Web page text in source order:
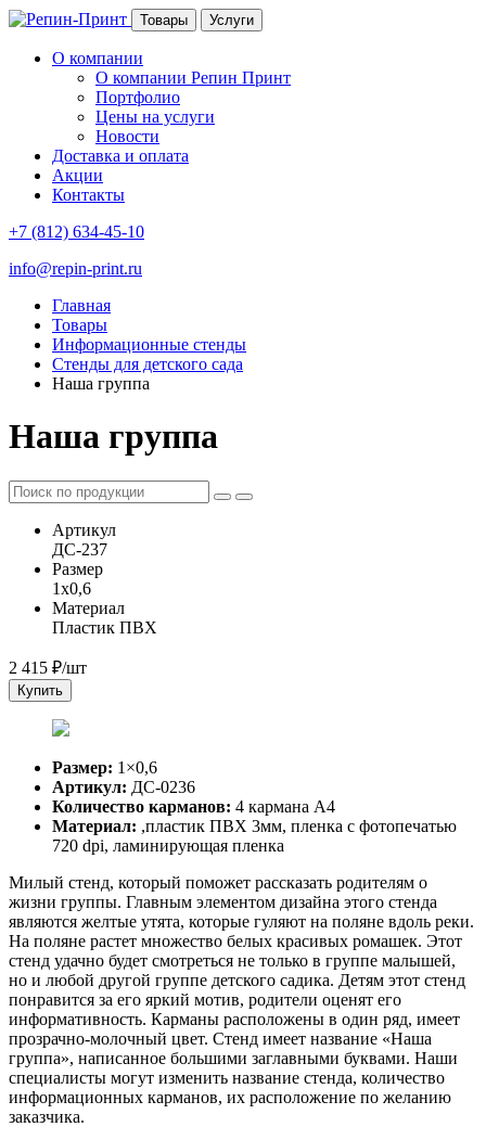
Товары Услуги
О компании
О компании Репин Принт
Портфолио
Цены на услуги
Новости
Доставка и оплата
Акции
Контакты
+7 (812) 634-45-10
info@repin-print.ru
Главная
Товары
Информационные стенды
Стенды для детского сада
Наша группа
Наша группа
Артикул
ДС-237
Размер
1x0,6
Материал
Пластик ПВХ
2 415 ₽/шт
Купить
Размер: 1×0,6
Артикул: ДС-0236
Количество карманов: 4 кармана А4
Материал: ,пластик ПВХ 3мм, пленка с фотопечатью
720 dpi, ламинирующая пленка
Милый стенд, который поможет рассказать родителям о
жизни группы. Главным элементом дизайна этого стенда
являются желтые утята, которые гуляют на поляне вдоль реки.
На поляне растет множество белых красивых ромашек. Этот
стенд удачно будет смотреться не только в группе малышей,
но и любой другой группе детского садика. Детям этот стенд
понравится за его яркий мотив, родители оценят его
информативность. Карманы расположены в один ряд, имеет
прозрачно-молочный цвет. Стенд имеет название «Наша
группа», написанное большими заглавными буквами. Наши
специалисты могут изменить название стенда, количество
информационных карманов, их расположение по желанию
заказчика.